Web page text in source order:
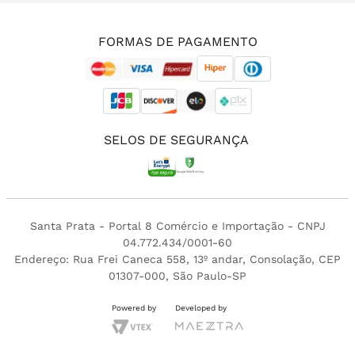
FORMAS DE PAGAMENTO
SELOS DE SEGURANÇA
Santa Prata - Portal 8 Comércio e Importação - CNPJ
04.772.434/0001-60
Endereço: Rua Frei Caneca 558, 13º andar, Consolação, CEP
01307-000, São Paulo-SP
Powered by Developed by